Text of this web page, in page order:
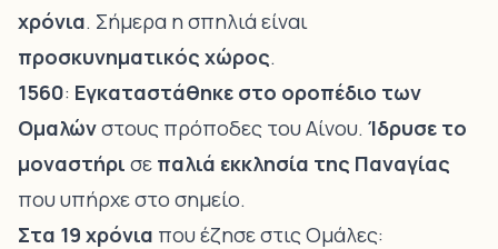
χρόνια. Σήμερα η σπηλιά είναι
προσκυνηματικός χώρος.
1560: Εγκαταστάθηκε στο οροπέδιο των
Ομαλώνστους πρόποδες του Αίνου. Ίδρυσε το
μοναστήρι σε παλιά εκκλησία της Παναγίας
που υπήρχε στο σημείο.
Στα 19 χρόνια που έζησε στις Ομάλες: